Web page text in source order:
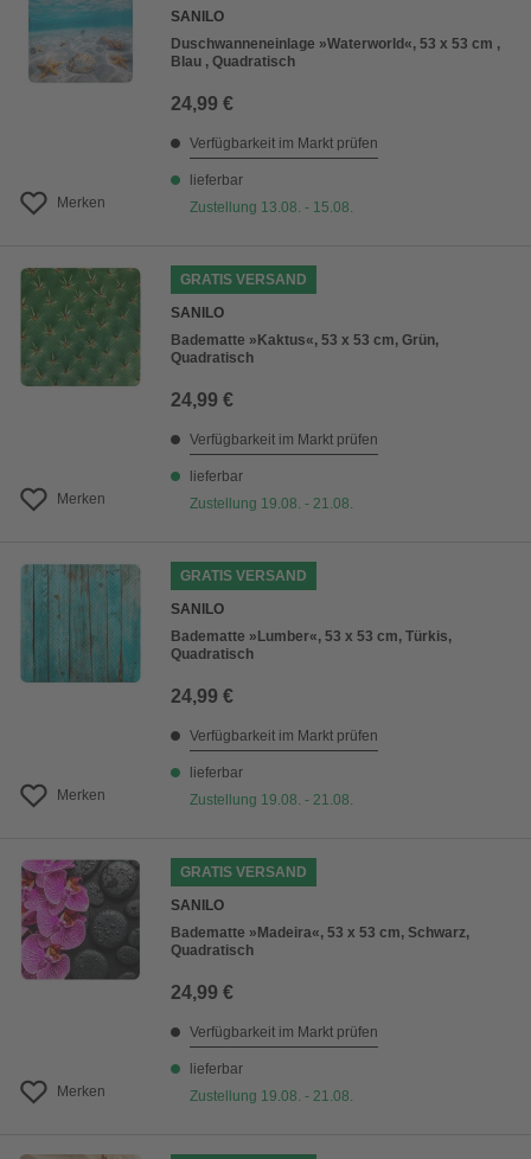
Merken
SANILO
Duschwanneneinlage »Waterworld«, 53 x 53 cm ,
Blau , Quadratisch
24,99 €
Verfügbarkeit im Markt prüfen
lieferbar
Zustellung 13.08. - 15.08.
Merken
GRATIS VERSAND
SANILO
Badematte »Kaktus«, 53 x 53 cm, Grün,
Quadratisch
24,99 €
Verfügbarkeit im Markt prüfen
lieferbar
Zustellung 19.08. - 21.08.
Merken
GRATIS VERSAND
SANILO
Badematte »Lumber«, 53 x 53 cm, Türkis,
Quadratisch
24,99 €
Verfügbarkeit im Markt prüfen
lieferbar
Zustellung 19.08. - 21.08.
Merken
GRATIS VERSAND
SANILO
Badematte »Madeira«, 53 x 53 cm, Schwarz,
Quadratisch
24,99 €
Verfügbarkeit im Markt prüfen
lieferbar
Zustellung 19.08. - 21.08.